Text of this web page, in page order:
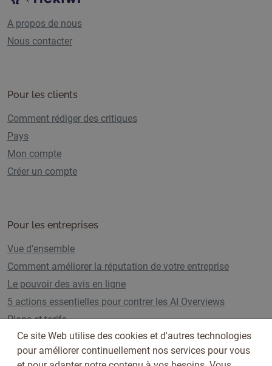
A propos de nous
Nous contacter
Pour les clients
Comment rédiger des critiques
Pays
Mon compte
Créer un compte
Pour les entreprises
Vue d'ensemble
Comment améliorer la réputation de votre entreprise
Le pouvoir des avis en ligne
5 actions essentielles pour contrer les AI Overviews
Plans et tarifs
Ce site Web utilise des cookies et d'autres technologies
pour améliorer continuellement nos services pour vous